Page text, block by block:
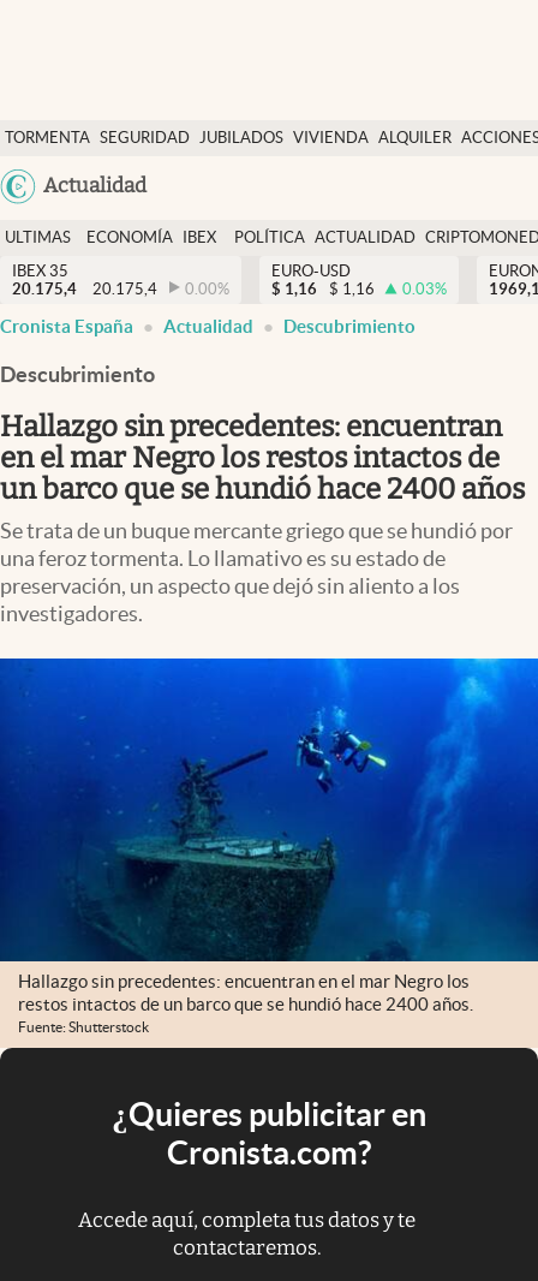
TORMENTA SEGURIDAD JUBILADOS VIVIENDA ALQUILER
USA
Actualidad
Economía y finanzas
Política
Actualidad
Criptomonedas
España
ULTIMAS
NOTICIAS
ECONOMÍA
FINANZAS
IBEX
EURO
POLÍTICA ACTUALIDAD
IBEX 35
20.175,4
20.175,4 0.00%
EURO-USD
$ 1,16 $ 1,16 0.03%
Cronista España Actualidad Descubrimiento
Descubrimiento
Hallazgo sin precedentes: encuentran
en el mar Negro los restos intactos de
un barco que se hundió hace 2400 años
Se trata de un buque mercante griego que se hundió por
una feroz tormenta. Lo llamativo es su estado de
preservación, un aspecto que dejó sin aliento a los
investigadores.
Hallazgo sin precedentes: encuentran en el mar Negro los
restos intactos de un barco que se hundió hace 2400 años.
Fuente: Shutterstock
¿Quieres publicitar en
Cronista.com?
Accede aquí, completa tus datos y te
contactaremos.